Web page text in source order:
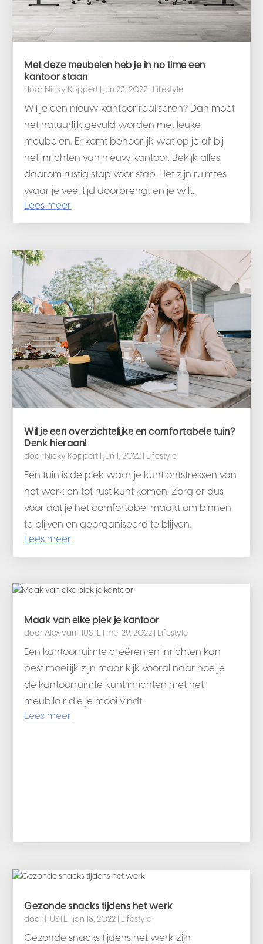
Met deze meubelen heb je in no time een
kantoor staan
door Nicky Koppert | jun 23, 2022 | Lifestyle
Wil je een nieuw kantoor realiseren? Dan moet
het natuurlijk gevuld worden met leuke
meubelen. Er komt behoorlijk wat op je af bij
het inrichten van nieuw kantoor. Bekijk alles
daarom rustig stap voor stap. Het zijn ruimtes
waar je veel tijd doorbrengt en je wilt...
Lees meer
Wil je een overzichtelijke en comfortabele tuin?
Denk hieraan!
door Nicky Koppert | jun 1, 2022 | Lifestyle
Een tuin is de plek waar je kunt ontstressen van
het werk en tot rust kunt komen. Zorg er dus
voor dat je het comfortabel maakt om binnen
te blijven en georganiseerd te blijven.
Lees meer
Maak van elke plek je kantoor
doorAlex van HUSTL | mei 29, 2022 | Lifestyle
Een kantoorruimte creëren en inrichten kan
best moeilijk zijn maar kijk vooral naar hoe je
de kantoorruimte kunt inrichten met het
meubilair die je mooi vindt.
Lees meer
Gezonde snacks tijdens het werk
door HUSTL | jan 18, 2022 | Lifestyle
Gezonde snacks tijdens het werk zijn